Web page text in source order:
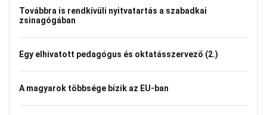
Továbbra is rendkívüli nyitvatartás a szabadkai
zsinagógában
Egy elhivatott pedagógus és oktatásszervező (2.)
A magyarok többsége bízik az EU-ban